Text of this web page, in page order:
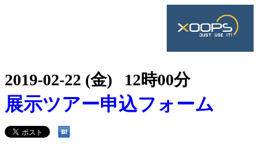
2019-02-22 (金) 12時00分
展示ツアー申込フォーム